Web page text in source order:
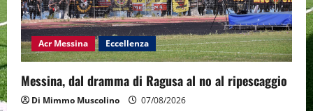
Acr Messina Eccellenza
Messina, dal dramma di Ragusa al no al ripescaggio
Di Mimmo Muscolino 07/08/2026